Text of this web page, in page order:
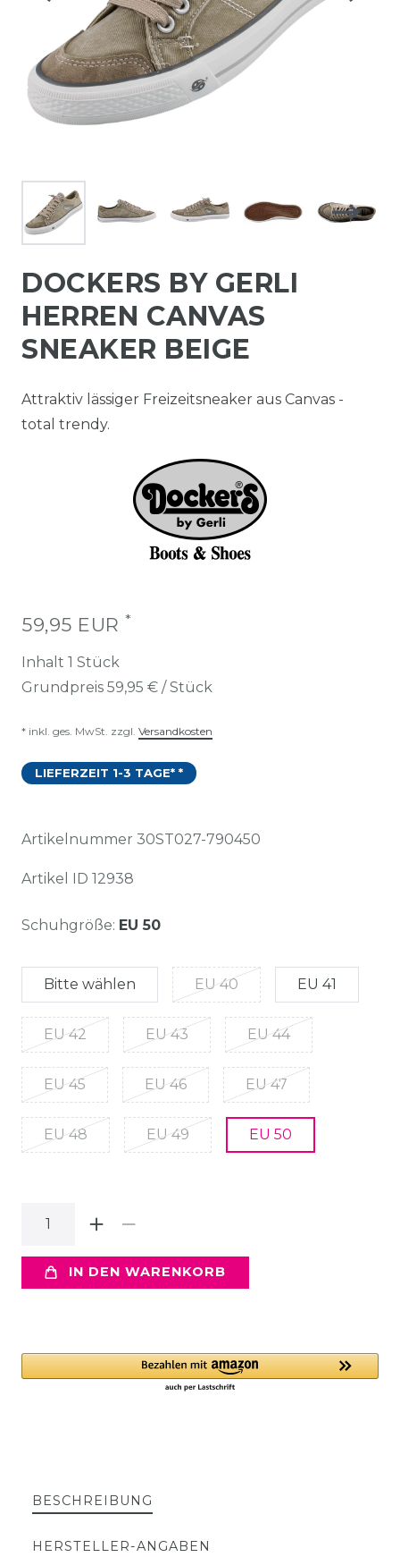
DOCKERS BY GERLI
HERREN CANVAS
SNEAKER BEIGE
Attraktiv lässiger Freizeitsneaker aus Canvas -
total trendy.
59,95 EUR *
Inhalt 1 Stück
Grundpreis 59,95 € / Stück
* inkl. ges. MwSt. zzgl. Versandkosten
LIEFERZEIT 1-3 TAGE* *
Artikelnummer 30ST027-790450
Artikel ID 12938
Schuhgröße: EU 50
Bitte wählen EU 40 EU 41
EU 42 EU 43 EU 44
EU 45 EU 46 EU 47
EU 48 EU 49 EU 50
IN DEN WARENKORB
BESCHREIBUNG
HERSTELLER-ANGABEN